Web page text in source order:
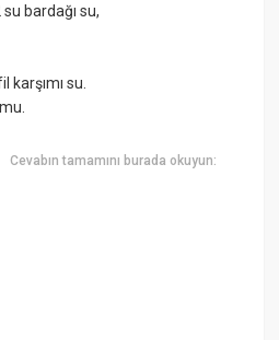
bardağı su,
su.
Cevabın tamamını burada okuyun: